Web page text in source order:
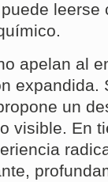
leerse
apelan al
expandida.
un
visible. En